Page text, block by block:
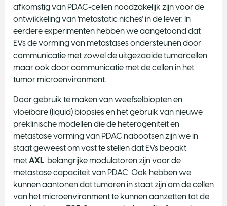
afkomstig van PDAC-cellen noodzakelijk zijn voor de
ontwikkeling van ‘metastatic niches’ in de lever. In
eerdere experimenten hebben we aangetoond dat
EVs de vorming van metastases ondersteunen door
communicatie met zowel de uitgezaaide tumorcellen
maar ook door communicatie met de cellen in het
tumor microenvironment.
Door gebruik te maken van weefselbiopten en
vloeibare (liquid) biopsies en het gebruik van nieuwe
preklinische modellen die de heterogeniteit en
metastase vorming van PDAC nabootsen zijn we in
staat geweest om vast te stellen dat EVs bepakt
metAXL belangrijke modulatoren zijn voor de
metastase capaciteit van PDAC. Ook hebben we
kunnen aantonen dat tumoren in staat zijn om de cellen
van het microenvironment te kunnen aanzetten tot de